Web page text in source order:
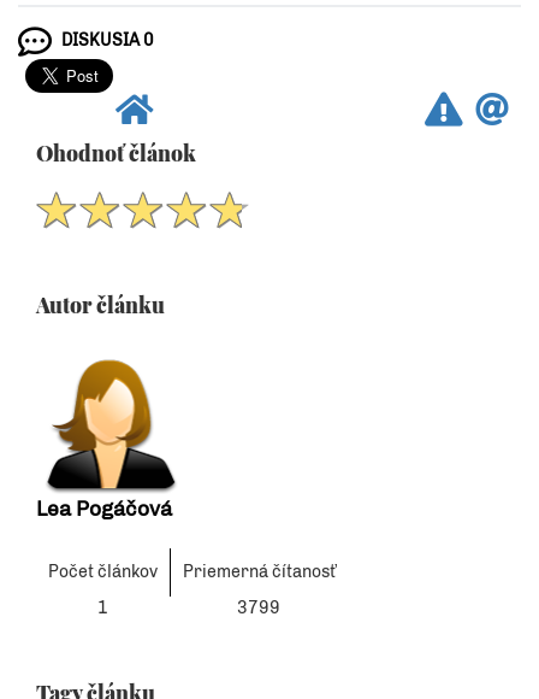
DISKUSIA 0
Ohodnoť článok
Autor článku
Lea Pogáčová
Počet článkov
Priemerná čítanosť
1
3799
Tagy článku